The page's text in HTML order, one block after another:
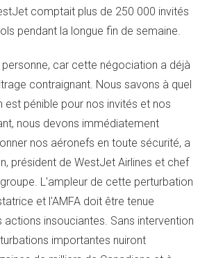
comptait plus de 250 000 invités
pendant la longue fin de semaine.
personne, car cette négociation a déjà
contraignant. Nous savons à quel
est pénible pour nos invités et nos
nous devons immédiatement
nos aéronefs en toute sécurité, a
, président de WestJet Airlines et chef
L'ampleur de cette perturbation
et l'AMFA doit être tenue
actions insouciantes. Sans intervention
importantes nuiront